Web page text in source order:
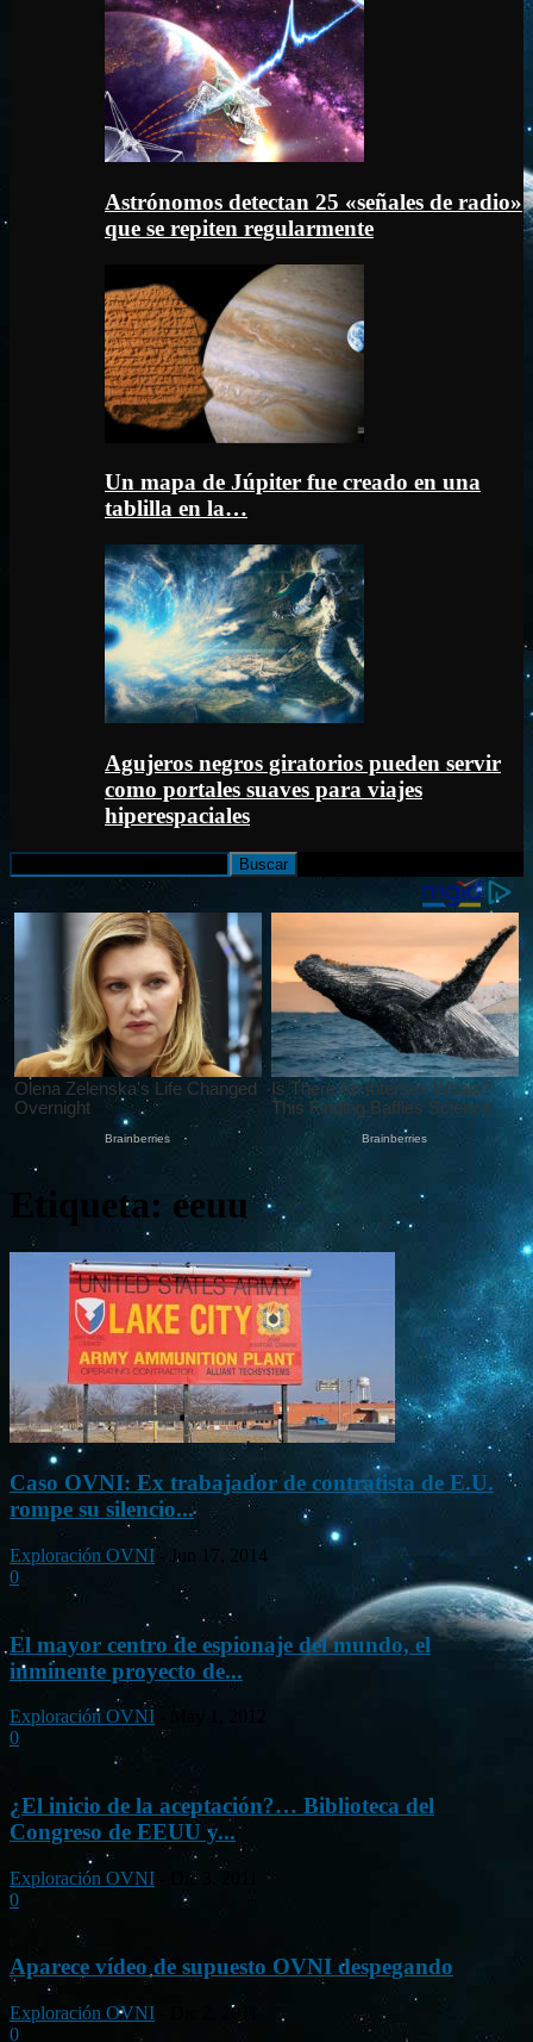
Astrónomos detectan 25 «señales de radio»
que se repiten regularmente
Un mapa de Júpiter fue creado en una
tablilla en la…
Agujeros negros giratorios pueden servir
como portales suaves para viajes
hiperespaciales
Etiqueta: eeuu
Caso OVNI: Ex trabajador de contratista de E.U.
rompe su silencio...
Exploración OVNI -
Jun 17, 2014
0
El mayor centro de espionaje del mundo, el
inminente proyecto de...
Exploración OVNI
May 1, 2012
0
¿El inicio de la aceptación?… Biblioteca del
Congreso de EEUU y...
Exploración OVNI
Dic 3, 2011
0
Aparece vídeo de supuesto OVNI despegando
Exploración OVNI
Dic 2, 2011
0